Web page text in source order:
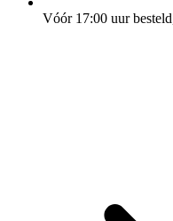
Vóór 17:00 uur